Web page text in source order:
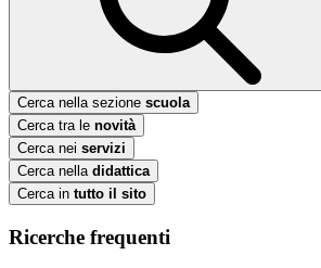
Cerca nella sezione scuola
Cerca tra le novità
Cerca nei servizi
Cerca nella didattica
Cerca in tutto il sito
Ricerche frequenti